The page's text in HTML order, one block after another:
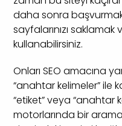
daha sonra
sayfalarınızı
kullanabilirsiniz.
Onları SEO amacına
“anahtar kelimeler” ile
“etiket” veya “anahtar
motorlarında bir